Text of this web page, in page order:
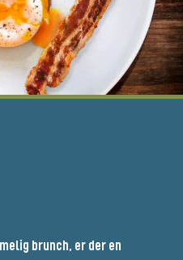
brunch, er der en